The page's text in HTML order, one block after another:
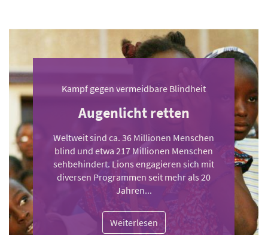
Kampf gegen vermeidbare Blindheit
Augenlicht retten
Weltweit sind ca. 36 Millionen Menschen
blind und etwa 217 Millionen Menschen
sehbehindert. Lions engagieren sich mit
diversen Programmen seit mehr als 20
Jahren...
Weiterlesen